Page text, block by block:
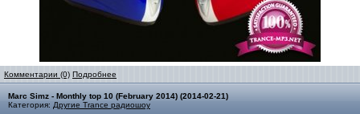
Комментарии (0) Подробнее
Marc Simz - Monthly top 10 (February 2014) (2014-02-21)
Категория: Другие Trance радиошоу